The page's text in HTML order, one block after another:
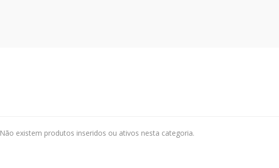
Não existem produtos inseridos ou ativos nesta categoria.